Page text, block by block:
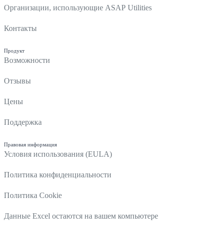
Организации, использующие ASAP Utilities
Контакты
Продукт
Возможности
Отзывы
Цены
Поддержка
Правовая информация
Условия использования (EULA)
Политика конфиденциальности
Политика Cookie
Данные Excel остаются на вашем компьютере